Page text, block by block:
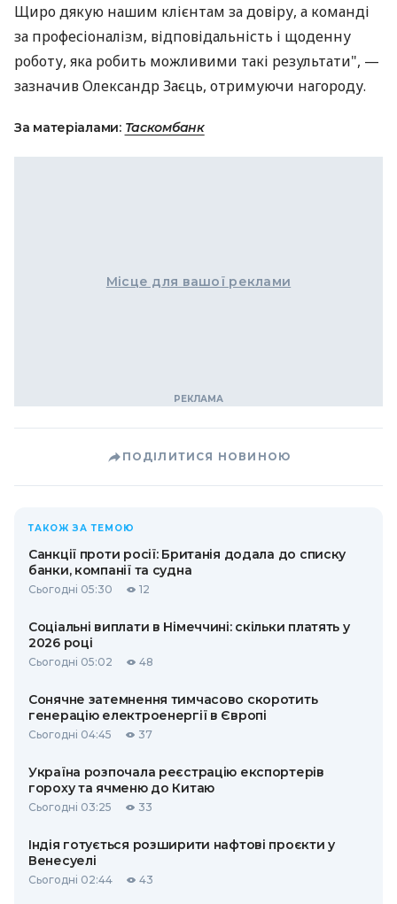
Щиро дякую нашим клієнтам за довіру, а команді
за професіоналізм, відповідальність і щоденну
роботу, яка робить можливими такі результати", —
зазначив Олександр Заєць, отримуючи нагороду.
За матеріалами: Таскомбанк
Місце для вашої реклами
ПОДІЛИТИСЯ НОВИНОЮ
ТАКОЖ ЗА ТЕМОЮ
Санкції проти росії: Британія додала до списку
банки, компанії та судна
Сьогодні 05:30 12
Соціальні виплати в Німеччині: скільки платять у
2026 році
Сьогодні 05:02 48
Сонячне затемнення тимчасово скоротить
генерацію електроенергії в Європі
Сьогодні 04:45 37
Україна розпочала реєстрацію експортерів
гороху та ячменю до Китаю
Сьогодні 03:25 33
Індія готується розширити нафтові проєкти у
Венесуелі
Сьогодні 02:44 43